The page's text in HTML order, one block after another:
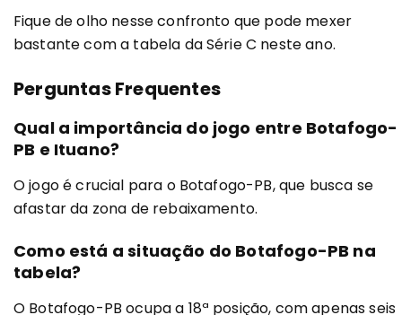
Fique de olho nesse confronto que pode mexer
bastante com a tabela da Série C neste ano.
Perguntas Frequentes
Qual a importância do jogo entre Botafogo-
PB e Ituano?
O jogo é crucial para o Botafogo-PB, que busca se
afastar da zona de rebaixamento.
Como está a situação do Botafogo-PB na
tabela?
O Botafogo-PB ocupa a 18ª posição, com apenas seis